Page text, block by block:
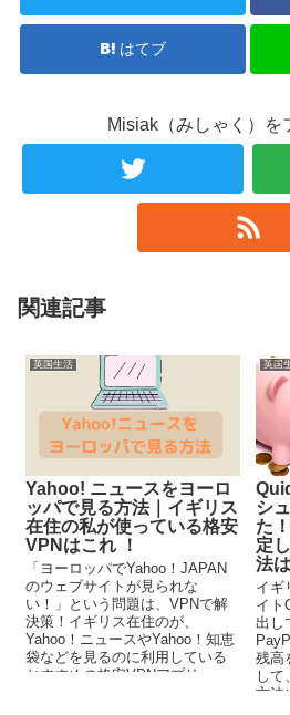
はてブ
Misiak（みしゃく）を
関連記事
英国生活
Yahoo! ニュースをヨーロ
ッパで見る方法｜イギリス
在住の私が使っている格安
VPNはこれ ！
「ヨーロッパでYahoo！JAPAN
のウェブサイトが見られな
い！」という問題は、VPNで解
決策！イギリス在住のが、
Yahoo！ニュースやYahoo！知恵
袋などを見るのに利用している
おすすめの格安VPNアプリ、
英国
シ
た
定
法
イギ
イト
出し
残高
して
方法